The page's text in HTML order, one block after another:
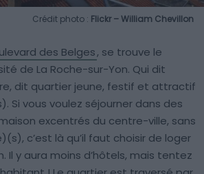
Crédit photo : Flickr – William Chevillon
des Belges, se trouve le
de La Roche-sur-Yon. Qui dit
dit quartier jeune, festif et attractif
Si vous voulez séjourner dans des
excentrés du centre-ville, sans
c’est là qu’il faut choisir de loger
Il y aura moins d’hôtels, mais tentez